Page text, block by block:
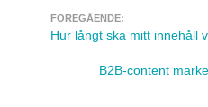
Navigera inlägg
FÖREGÅENDE:
Hur långt ska mitt innehåll
B2B-content